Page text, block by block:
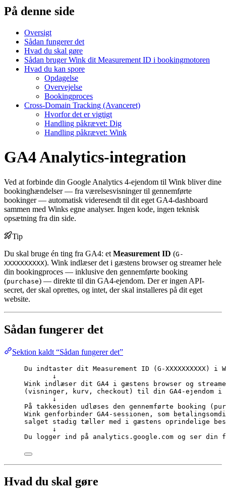
På denne side
Oversigt
Sådan fungerer det
Hvad du skal gøre
Sådan bruger Wink dit Measurement ID i bookingmotoren
Hvad du kan spore
Opdagelse
Overvejelse
Bookingproces
Cross-Domain Tracking (Avanceret)
Hvorfor det er vigtigt
Handling påkrævet: Dig
Handling påkrævet: Wink
GA4 Analytics-integration
Ved at forbinde din Google Analytics 4-ejendom til Wink bliver dine
bookinghændelser — fra værelsesvisninger til gennemførte
bookinger — automatisk videresendt til dit eget GA4-dashboard
sammen med Winks egne analyser. Ingen kode, ingen teknisk
opsætning fra din side.
Tip
Du skal bruge én ting fra GA4: et Measurement ID (G-
XXXXXXXXXX). Wink indlæser det i gæstens browser og streamer hele
din bookingproces — inklusive den gennemførte booking
(purchase) — direkte til din GA4-ejendom. Der er ingen API-
secret, der skal oprettes, og intet, der skal installeres på dit eget
website.
Sådan fungerer det
Sektion kaldt “Sådan fungerer det”
Du indtaster dit Measurement ID (G-XXXXXXXXXX) i
↓
Wink indlæser dit GA4 i gæstens browser og
(visninger, kurv, checkout) til din GA4-ejendom
↓
På takkesiden udløses den gennemførte booking
Wink genforbinder GA4-sessionen, som
salget stadig tæller med i gæstens oprindelige
↓
Du logger ind på analytics.google.com og ser din
Hvad du skal gøre